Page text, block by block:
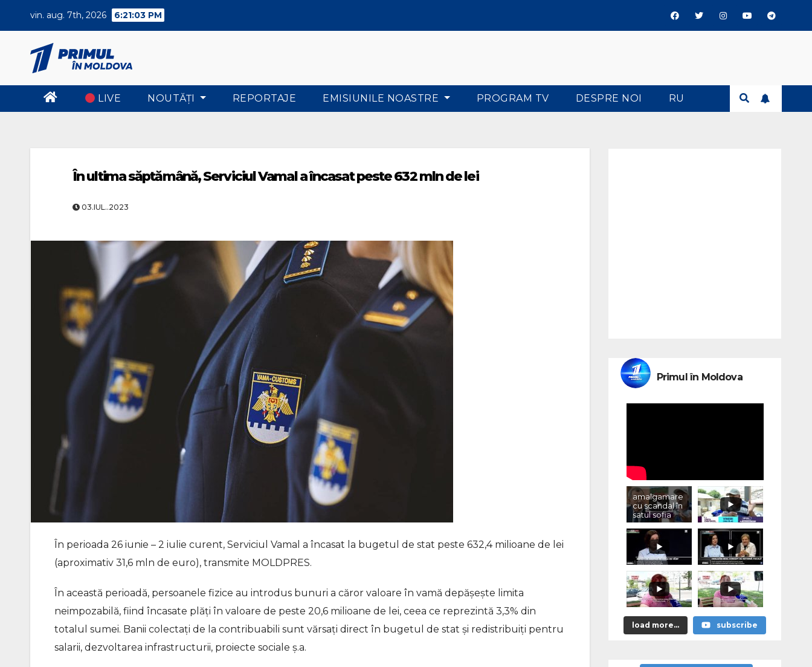
vin. aug. 7th, 2026 6:21:04 PM
LIVE NOUTĂŢI REPORTAJE EMISIUNILE NOASTRE PROGRAM TV DESPRE NOI RU
În ultima săptămână, Serviciul Vamal a încasat peste 632 mln de lei
03.IUL..2023
În perioada 26 iunie – 2 iulie curent, Serviciul Vamal a încasat la bugetul de stat peste 632,4 milioane de lei
(aproximativ 31,6 mln de euro), transmite MOLDPRES.
În această perioadă, persoanele fizice au introdus bunuri a căror valoare în vamă depășește limita
neimpozabilă, fiind încasate plăți în valoare de peste 20,6 milioane de lei, ceea ce reprezintă 3,3% din
totalul sumei. Banii colectați de la contribuabili sunt vărsați direct în bugetul de stat și redistribuiți pentru
salarii, dezvoltarea infrastructurii, proiecte sociale ș.a.
Primul în Moldova
amalgamare
cu scandal în
satul sofia
load more... subscribe